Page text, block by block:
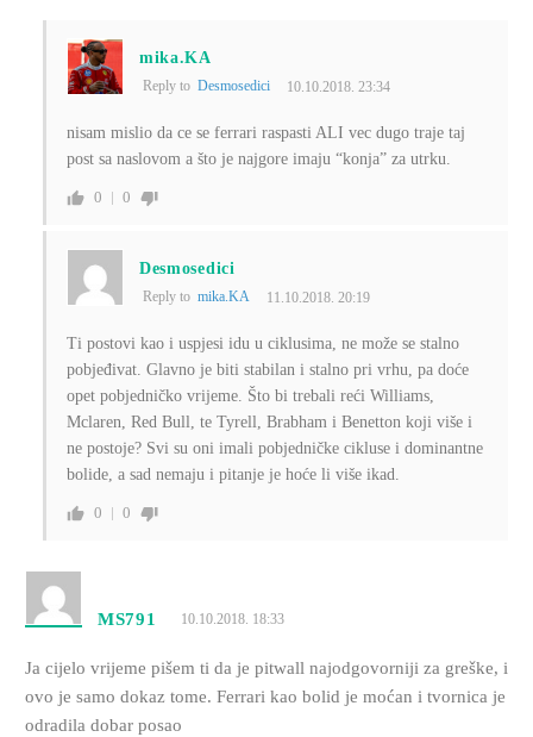
mika.KA
Reply to Desmosedici 10.10.2018. 23:34
nisam mislio da ce se ferrari raspasti ALI vec dugo traje taj
post sa naslovom a što je najgore imaju “konja” za utrku.
0 0
Desmosedici
Reply to mika.KA 11.10.2018. 20:19
Ti postovi kao i uspjesi idu u ciklusima, ne može se stalno
pobjeđivat. Glavno je biti stabilan i stalno pri vrhu, pa doće
opet pobjedničko vrijeme. Što bi trebali reći Williams,
Mclaren, Red Bull, te Tyrell, Brabham i Benetton koji više i
ne postoje? Svi su oni imali pobjedničke cikluse i dominantne
bolide, a sad nemaju i pitanje je hoće li više ikad.
0 0
MS791 10.10.2018. 18:33
Ja cijelo vrijeme pišem ti da je pitwall najodgovorniji za greške, i
ovo je samo dokaz tome. Ferrari kao bolid je moćan i tvornica je
odradila dobar posao